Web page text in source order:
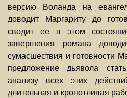
версию Воланда на
доводит Маргариту до
сводит ее в этом
завершения романа
сумасшествия и готовности
предложение дьявола
анализу всех этих
длительная и кропотливая